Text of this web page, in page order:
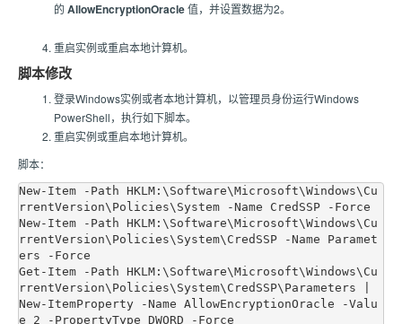
的 AllowEncryptionOracle值，并设置数据为2。
重启实例或重启本地计算机。
脚本修改
登录Windows实例或者本地计算机，以管理员身份运行Windows
PowerShell，执行如下脚本。
重启实例或重启本地计算机。
脚本：
New-Item -Path HKLM:\Software\Microsoft\Windows\Cu
rrentVersion\Policies\System -Name CredSSP -Force
New-Item -Path HKLM:\Software\Microsoft\Windows\Cu
rrentVersion\Policies\System\CredSSP -Name Paramet
ers -Force
Get-Item -Path HKLM:\Software\Microsoft\Windows\Cu
rrentVersion\Policies\System\CredSSP\Parameters |
New-ItemProperty -Name AllowEncryptionOracle -Valu